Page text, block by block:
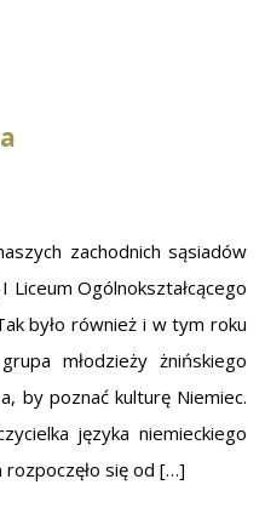
zachodnich sąsiadów
Liceum Ogólnokształcącego
było również i w tym roku
młodzieży żnińskiego
by poznać kulturę Niemiec.
języka niemieckiego
rozpoczęło się od […]